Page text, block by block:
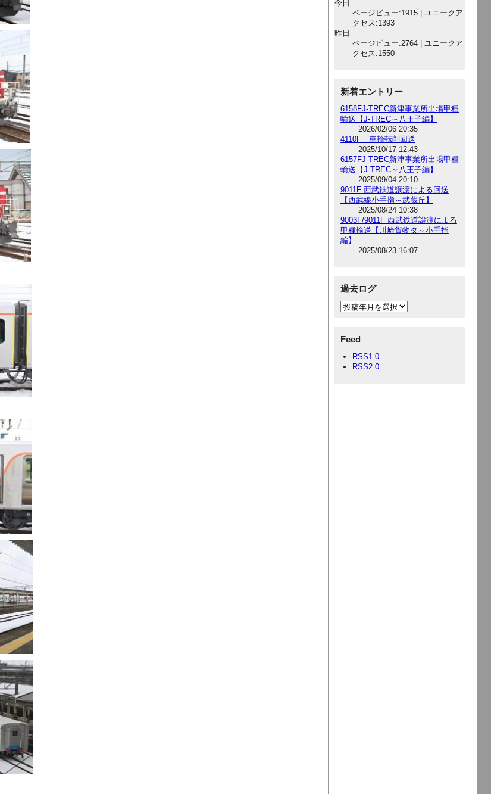
今日
ページビュー:1915 | ユニークア
クセス:1393
昨日
ページビュー:2764 | ユニークア
クセス:1550
新着エントリー
6158FJ-TREC新津事業所出場甲種
輸送【J-TREC～八王子編】
2026/02/06 20:35
4110F 車輪転削回送
2025/10/17 12:43
6157FJ-TREC新津事業所出場甲種
輸送【J-TREC～八王子編】
2025/09/04 20:10
9011F 西武鉄道譲渡による回送
【西武線小手指～武蔵丘】
2025/08/24 10:38
9003F/9011F 西武鉄道譲渡による
甲種輸送【川崎貨物タ～小手指
編】
2025/08/23 16:07
過去ログ
Feed
RSS1.0
RSS2.0